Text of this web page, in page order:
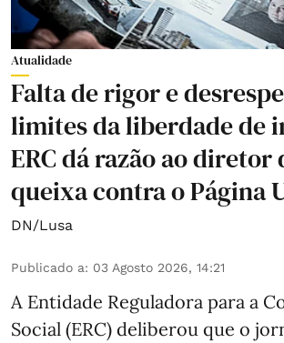
Atualidade
Falta de rigor e
limites da liberdade de
ERC dá razão ao diretor
queixa contra o Página
DN/Lusa
Publicado a: 03 Agosto 2026, 14:21
A Entidade Reguladora para a
Social (ERC) deliberou que o